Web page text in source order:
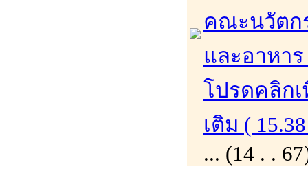
คณะนวัตก
และอาหา
โปรดคลิก
เติม (
... (14 . .